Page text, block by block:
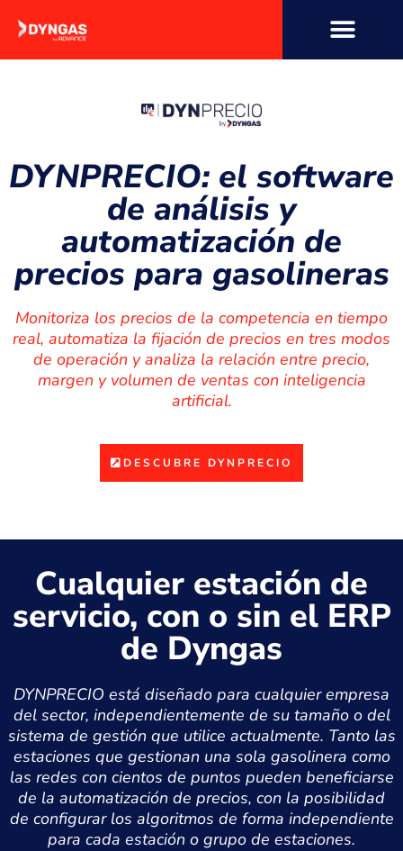
DYNPRECIO: el software
de análisis y
automatización de
precios para gasolineras
Monitoriza los precios de la competencia en tiempo
real, automatiza la fijación de precios en tres modos
de operación y analiza la relación entre precio,
margen y volumen de ventas con inteligencia
artificial.
DESCUBRE DYNPRECIO
Cualquier estación de
servicio, con o sin el ERP
de Dyngas
DYNPRECIO está diseñado para cualquier empresa
del sector, independientemente de su tamaño o del
sistema de gestión que utilice actualmente. Tanto las
estaciones que gestionan una sola gasolinera como
las redes con cientos de puntos pueden beneficiarse
de la automatización de precios, con la posibilidad
de configurar los algoritmos de forma independiente
para cada estación o grupo de estaciones.